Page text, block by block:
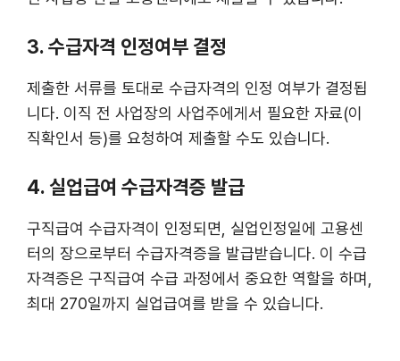
3. 수급자격 인정여부 결정
제출한 서류를 토대로 수급자격의 인정 여부가 결정됩
니다. 이직 전 사업장의 사업주에게서 필요한 자료(이
직확인서 등)를 요청하여 제출할 수도 있습니다​​.
4. 실업급여 수급자격증 발급
구직급여 수급자격이 인정되면, 실업인정일에 고용센
터의 장으로부터 수급자격증을 발급받습니다. 이 수급
자격증은 구직급여 수급 과정에서 중요한 역할을 하며,
최대 270일까지 실업급여를 받을 수 있습니다.